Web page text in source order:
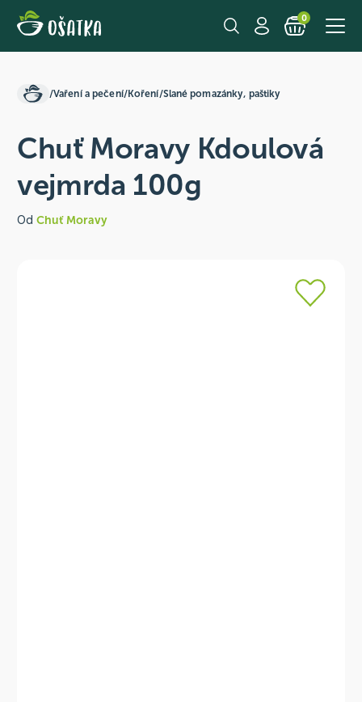
0
/Vaření a pečení/Koření/Slané pomazánky, paštiky
Chuť Moravy Kdoulová
vejmrda 100g
Od Chuť Moravy